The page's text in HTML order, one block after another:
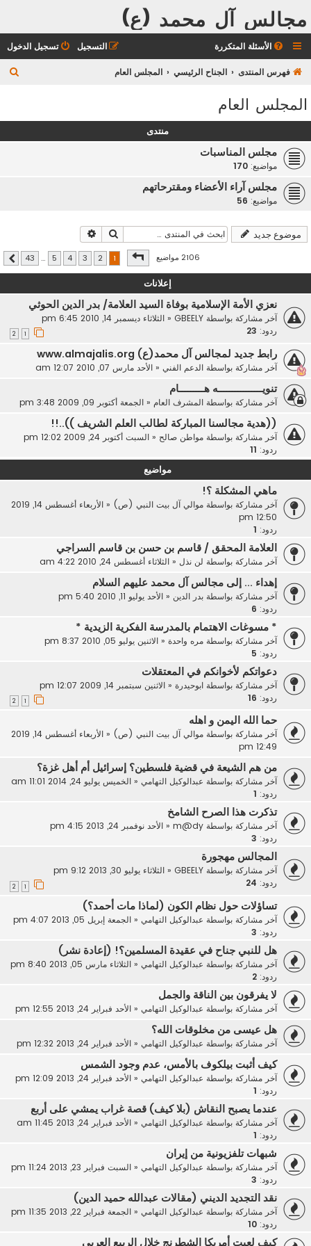
مجالس آل محمد (ع)
الأسئلة المتكررة تسجيل الدخول التسجيل
فهرس المنتدى الجناح الرئيسي المجلس العام
ب
المجلس العام
منتدى
مجلس المناسبات
مواضيع: 170
مجلس آراء الأعضاء ومقترحاتهم
مواضيع: 56
موضوع جديد بحث
2106 مواضيع صفحة1 من43
2
3
4
5
…
43 التالي
إعلانات
نعزي الأمة الإسلامية بوفاة السيد العلامة/ بدر الدين الحوثي
آخر مشاركة بواسطة GBEELY
« الثلاثاء ديسمبر 14, 2010 6:45 pm
ردود: 23
رابط جديد لمجالس آل محمد(ع) www.almajalis.org
آخر مشاركة بواسطة الدعم الفني « الأحد مارس 07, 2010 12:07 am
تنويــــــــــــــــه هـــــــــام
آخر مشاركة بواسطة المشرف العام« الجمعة أكتوبر 09, 2009 3:48 pm
((هدية مجالسنا المباركة لطالب العلم الشريف ))..!!
آخر مشاركة بواسطة مواطن صالح« السبت أكتوبر 24, 2009 12:02 pm
ردود: 11
مواضيع
ماهي المشكلة ؟!
آخر مشاركة بواسطة موالي آل بيت النبي (ص)«
الأربعاء أغسطس 14, 2019
12:50 pm
ردود:
العلامة المحقق / قاسم بن حسن بن قاسم السراجي
آخر مشاركة بواسطة لن نذل « الثلاثاء أغسطس 24, 2010 4:22 am
إهداء ... إلى مجالس آل محمد عليهم السلام
آخر مشاركة بواسطة بدر الدين« الأحد يوليو 11, 2010 5:40 pm
ردود: 6
* مسوغات الاهتمام بالمدرسة الفكرية الزيدية *
آخر مشاركة بواسطة مره واحدة« الاثنين يوليو 05, 2010 8:37 pm
ردود: 5
دعواتكم لأخوانكم في المعتقلات
آخر مشاركة بواسطة ابوحيدرة« الاثنين سبتمبر 14, 2009 12:07 pm
ردود: 16
حما الله اليمن و اهله
آخر مشاركة بواسطة موالي آل بيت النبي (ص)«
الأربعاء أغسطس 14, 2019
12:49 pm
من هم الشيعة في قضية فلسطين؟ إسرائيل أم أهل غزة؟
آخر مشاركة بواسطة عبدالوكيل التهامي « الخميس يوليو 24, 2014 11:01 am
ردود:
تذكرت هذا الصرح الشامخ
آخر مشاركة بواسطة m@dy
« الأحد نوفمبر 24, 2013 4:15 pm
ردود: 3
المجالس مهجورة
آخر مشاركة بواسطة GBEELY
« الثلاثاء يوليو 30, 2013 9:12 pm
ردود: 24
تساؤلات حول نظام الكون (لماذا مات أحمد؟)
آخر مشاركة بواسطة عبدالوكيل التهامي « الجمعة إبريل 05, 2013 4:07 pm
ردود: 3
هل للنبي جناح في عقيدة المسلمين؟! (إعادة نشر)
آخر مشاركة بواسطة عبدالوكيل التهامي « الثلاثاء مارس 05, 2013 8:40 pm
ردود: 2
لا يفرقون بين الناقة والجمل
آخر مشاركة بواسطة عبدالوكيل التهامي « الأحد فبراير 24, 2013 12:55 pm
هل عيسى من مخلوقات الله؟
آخر مشاركة بواسطة عبدالوكيل التهامي « الأحد فبراير 24, 2013 12:32 pm
كيف أثبت بيلكوف بالأمس، عدم وجود الشمس
آخر مشاركة بواسطة عبدالوكيل التهامي « الأحد فبراير 24, 2013 12:09 pm
ردود:
عندما يصبح النقاش (بلا كيف) قصة غراب يمشي على أربع
آخر مشاركة بواسطة عبدالوكيل التهامي « الأحد فبراير 24, 2013 11:45 am
ردود:
شبهات تلفزيونية من إيران
آخر مشاركة بواسطة عبدالوكيل التهامي « السبت فبراير 23, 2013 11:24 pm
ردود: 3
نقد التجديد الديني (مقالات عبدالله حميد الدين)
آخر مشاركة بواسطة عبدالوكيل التهامي « الجمعة فبراير 22, 2013 11:35 pm
ردود: 10
كيف لعبت أمريكا الشطرنج خلال الربيع العربي